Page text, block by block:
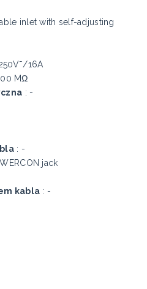
inlet with self-adjusting
16A
MΩ
: -
: -
jack
kabla : -